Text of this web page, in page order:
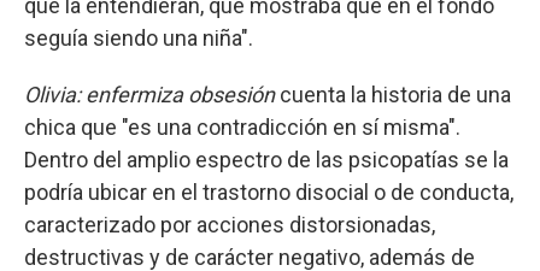
que la entendieran, que mostraba que en el fondo
seguía siendo una niña".
Olivia: enfermiza obsesióncuenta la historia de una
chica que "es una contradicción en sí misma".
Dentro del amplio espectro de las psicopatías se la
podría ubicar en el trastorno disocial o de conducta,
caracterizado por acciones distorsionadas,
destructivas y de carácter negativo, además de